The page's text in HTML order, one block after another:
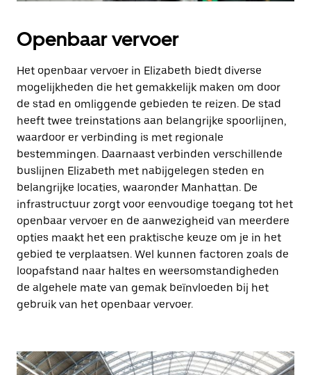
Openbaar vervoer
Het openbaar vervoer in Elizabeth biedt diverse
mogelijkheden die het gemakkelijk maken om door
de stad en omliggende gebieden te reizen. De stad
heeft twee treinstations aan belangrijke spoorlijnen,
waardoor er verbinding is met regionale
bestemmingen. Daarnaast verbinden verschillende
buslijnen Elizabeth met nabijgelegen steden en
belangrijke locaties, waaronder Manhattan. De
infrastructuur zorgt voor eenvoudige toegang tot het
openbaar vervoer en de aanwezigheid van meerdere
opties maakt het een praktische keuze om je in het
gebied te verplaatsen. Wel kunnen factoren zoals de
loopafstand naar haltes en weersomstandigheden
de algehele mate van gemak beïnvloeden bij het
gebruik van het openbaar vervoer.